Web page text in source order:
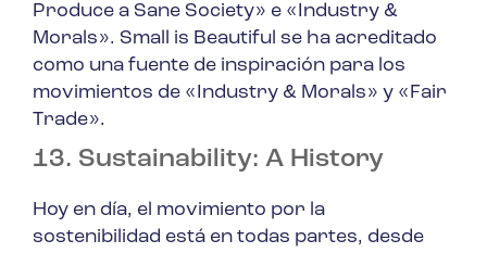
Produce a Sane Society» e «Industry &
Morals». Small is Beautiful se ha acreditado
como una fuente de inspiración para los
movimientos de «Industry & Morals» y «Fair
Trade».
13. Sustainability: A History
Hoy en día, el movimiento por la
sostenibilidad está en todas partes, desde